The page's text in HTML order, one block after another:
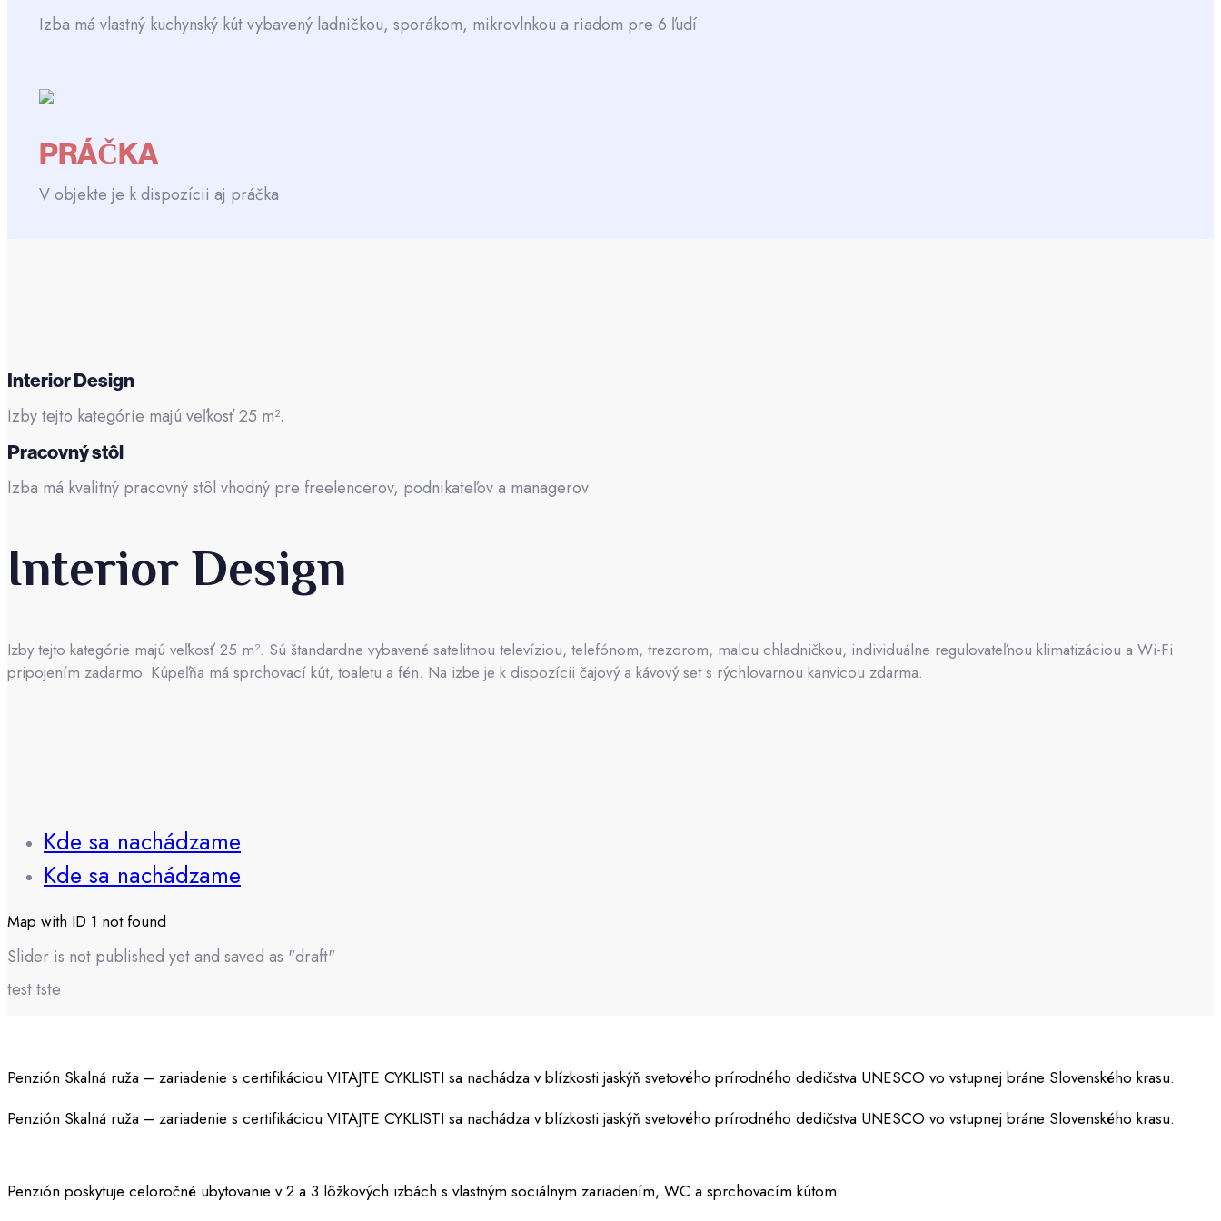
Izba má vlastný kuchynský kút vybavený ladničkou, sporákom, mikrovlnkou a riadom pre 6 ľudí
PRÁČKA
V objekte je k dispozícii aj práčka
Interior Design
Izby tejto kategórie majú veľkosť 25 m².
Pracovný stôl
Izba má kvalitný pracovný stôl vhodný pre freelencerov, podnikateľov a managerov
Interior Design
Izby tejto kategórie majú veľkosť 25 m². Sú štandardne vybavené satelitnou televíziou, telefónom, trezorom, malou chladničkou, individuálne regulovateľnou klimatizáciou a Wi-Fi
pripojením zadarmo. Kúpeľňa má sprchovací kút, toaletu a fén. Na izbe je k dispozícii čajový a kávový set s rýchlovarnou kanvicou zdarma.
Kde sa nachádzame
Kde sa nachádzame
Map with ID 1 not found
Slider is not published yet and saved as "draft"
test tste
Penzión Skalná ruža – zariadenie s certifikáciou VITAJTE CYKLISTI sa nachádza v blízkosti jaskýň svetového prírodného dedičstva UNESCO vo vstupnej bráne Slovenského krasu.
Penzión Skalná ruža – zariadenie s certifikáciou VITAJTE CYKLISTI sa nachádza v blízkosti jaskýň svetového prírodného dedičstva UNESCO vo vstupnej bráne Slovenského krasu.
Penzión poskytuje celoročné ubytovanie v 2 a 3 lôžkových izbách s vlastným sociálnym zariadením, WC a sprchovacím kútom.